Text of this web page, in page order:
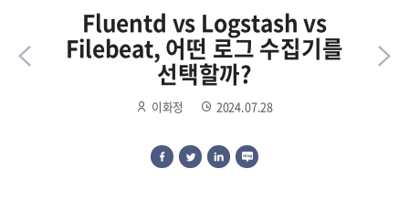
Fluentd vs Logstash vs
Filebeat, 어떤 로그 수집기를
선택할까?
이화정 2024.07.28